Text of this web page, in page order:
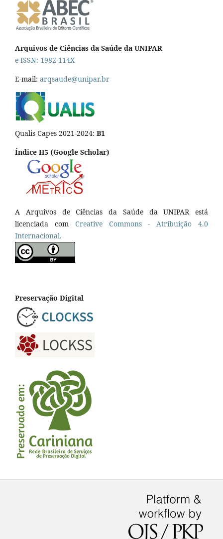
Arquivos de Ciências da Saúde da UNIPAR
e-ISSN: 1982-114X
E-mail: arqsaude@unipar.br
Qualis Capes 2021-2024: B1
Índice H5 (Google Scholar)
A Arquivos de Ciências da Saúde da UNIPAR está
licenciada com Creative Commons - Atribuição 4.0
Internacional.
Preservação Digital